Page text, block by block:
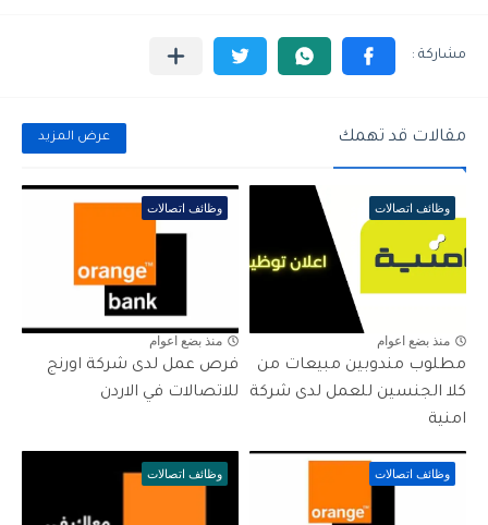
مقالات قد تهمك عرض المزيد
وظائف اتصالات
منذ بضع اعوام
مطلوب مندوبين مبيعات من
كلا الجنسين للعمل لدى شركة
امنية
وظائف اتصالات
منذ بضع اعوام
فرص عمل لدى شركة اورنج
للاتصالات في الاردن
وظائف اتصالات وظائف اتصالات